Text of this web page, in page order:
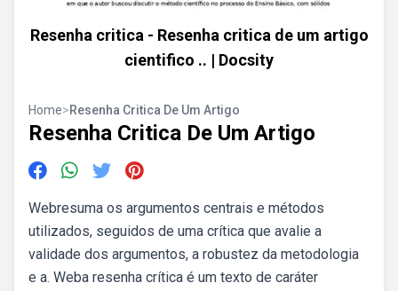
Resenha critica - Resenha critica de um artigo
cientifico .. | Docsity
Home>Resenha Critica De Um Artigo
Resenha Critica De Um Artigo
Webresuma os argumentos centrais e métodos
utilizados, seguidos de uma crítica que avalie a
validade dos argumentos, a robustez da metodologia
e a. Weba resenha crítica é um texto de caráter